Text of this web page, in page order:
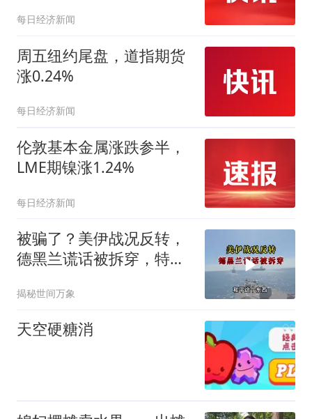
每日经济新闻
周五纽约尾盘，道指期货
涨0.24%
每日经济新闻
伦敦基本金属涨跌参半，
LME期镍涨1.24%
每日经济新闻
被骗了？美伊战况反转，
德黑兰谎话被拆穿，特朗
揭秘世间万象
天空硬糖消